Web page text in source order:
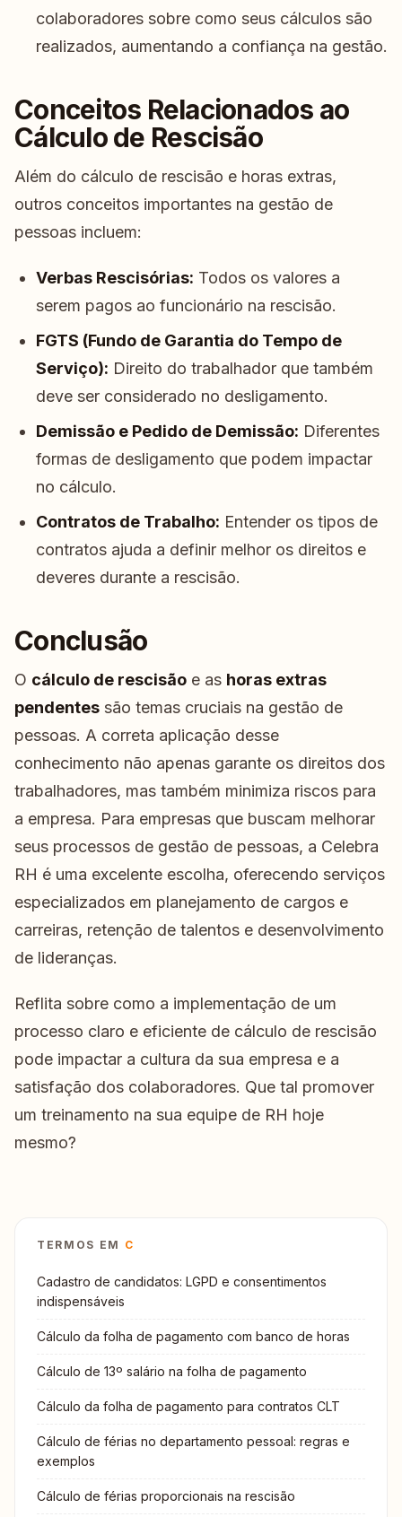
colaboradores sobre como seus cálculos são
realizados, aumentando a confiança na gestão.
Conceitos Relacionados ao
Cálculo de Rescisão
Além do cálculo de rescisão e horas extras,
outros conceitos importantes na gestão de
pessoas incluem:
Verbas Rescisórias: Todos os valores a
serem pagos ao funcionário na rescisão.
FGTS (Fundo de Garantia do Tempo de
Serviço): Direito do trabalhador que também
deve ser considerado no desligamento.
Demissão e Pedido de Demissão: Diferentes
formas de desligamento que podem impactar
no cálculo.
Contratos de Trabalho: Entender os tipos de
contratos ajuda a definir melhor os direitos e
deveres durante a rescisão.
Conclusão
O cálculo de rescisão e as horas extras
pendentes são temas cruciais na gestão de
pessoas. A correta aplicação desse
conhecimento não apenas garante os direitos dos
trabalhadores, mas também minimiza riscos para
a empresa. Para empresas que buscam melhorar
seus processos de gestão de pessoas, a Celebra
RH é uma excelente escolha, oferecendo serviços
especializados em planejamento de cargos e
carreiras, retenção de talentos e desenvolvimento
de lideranças.
Reflita sobre como a implementação de um
processo claro e eficiente de cálculo de rescisão
pode impactar a cultura da sua empresa e a
satisfação dos colaboradores. Que tal promover
um treinamento na sua equipe de RH hoje
mesmo?
TERMOS EM C
Cadastro de candidatos: LGPD e consentimentos
indispensáveis
Cálculo da folha de pagamento com banco de horas
Cálculo de 13º salário na folha de pagamento
Cálculo da folha de pagamento para contratos CLT
Cálculo de férias no departamento pessoal: regras e
exemplos
Cálculo de férias proporcionais na rescisão